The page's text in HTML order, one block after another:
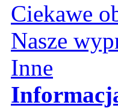
Ciekawe
Nasze
Inne